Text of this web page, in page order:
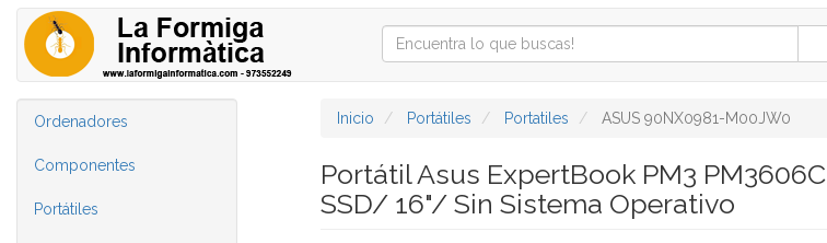
Ordenadores
Componentes
Portátiles
Inicio Portátiles Portatiles ASUS 90NX0981-M00JW0
Portátil Asus ExpertBook PM3
SSD/ 16"/ Sin Sistema Operativo